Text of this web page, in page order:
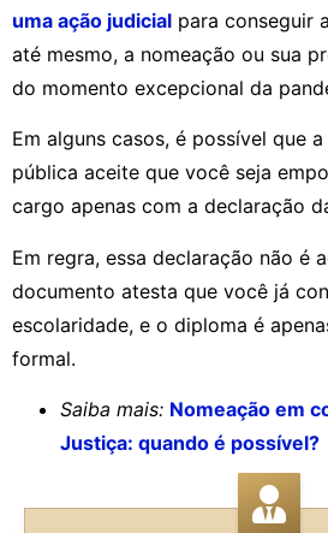
uma ação judicial para conseguir
até mesmo, a nomeação ou sua
do momento excepcional da
Em alguns casos, é possível que
pública aceite que você seja
cargo apenas com a declaração
Em regra, essa declaração não é
documento atesta que você já
escolaridade, e o diploma é
formal.
Saiba mais: Nomeação em
Justiça: quando é possível?